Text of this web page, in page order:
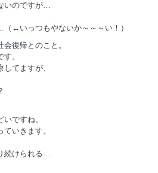
いのですが…
←いっつもやないか～～～い！）
復帰とのこと。
。
てますが、
ですね。
いきます。
続けられる…